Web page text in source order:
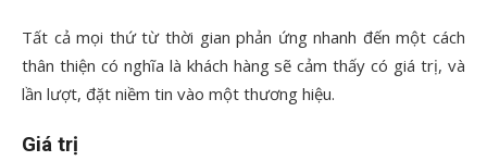
Tất cả mọi thứ từ thời gian phản ứng nhanh đến một cách
thân thiện có nghĩa là khách hàng sẽ cảm thấy có giá trị, và
lần lượt, đặt niềm tin vào một thương hiệu.
Giá trị